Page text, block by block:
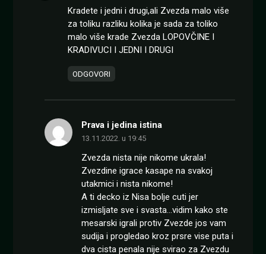
Kradete i jedni i drugi,ali Zvezda malo više
za toliku razliku kolika je sada za toliko
malo više krade Zvezda LOPOVČINE I
KRADIVUCI I JEDNI I DRUGI
ODGOVORI
Prava i jedina istina
13.11.2022. u 19:45
Zvezda nista nije nikome ukrala!
Zvezdine igrace kasape na svakoj
utakmici i nista nikome!
A ti decko iz Nisa bolje cuti jer
izmisljate sve i svasta…vidim kako ste
mesarski igrali protiv Zvezde jos vam
sudija i progledao kroz prsre vise puta i
dva cista penala nije svirao za Zvezdu